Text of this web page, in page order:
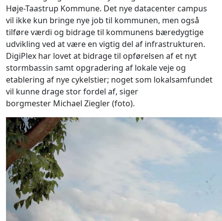
Høje-Taastrup Kommune. Det nye datacenter campus
vil ikke kun bringe nye job til kommunen, men også
tilføre værdi og bidrage til kommunens bæredygtige
udvikling ved at være en vigtig del af infrastrukturen.
DigiPlex har lovet at bidrage til opførelsen af et nyt
stormbassin samt opgradering af lokale veje og
etablering af nye cykelstier; noget som lokalsamfundet
vil kunne drage stor fordel af, siger
borgmester Michael Ziegler (foto).